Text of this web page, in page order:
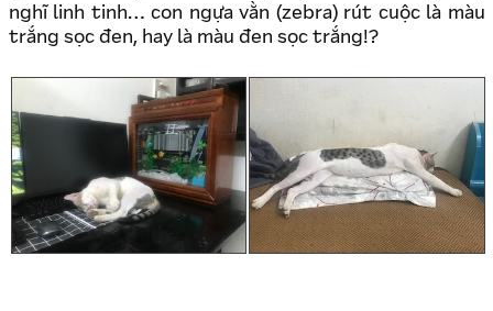
nghĩ linh tinh… con ngựa vằn (zebra) rút cuộc là màu
trắng sọc đen, hay là màu đen sọc trắng!?